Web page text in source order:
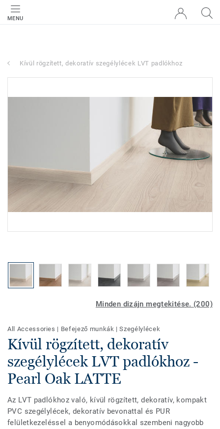
MENU
Kívül rögzített, dekoratív szegélylécek LVT padlókhoz
Minden dizájn megtekitése. (200)
All Accessories | Befejező munkák |Szegélylécek
Kívül rögzített, dekoratív
szegélylécek LVT padlókhoz -
Pearl Oak LATTE
Az LVT padlókhoz való, kívül rögzített, dekoratív, kompakt
PVC szegélylécek, dekoratív bevonattal és PUR
felületkezeléssel a benyomódásokkal szembeni nagyobb